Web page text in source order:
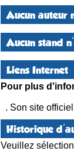
Aucun auteur
Aucun stand
Liens Internet
Pour plus
. Son site officiel
Historique
Veuillez